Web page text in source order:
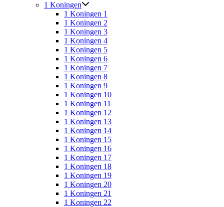
1 Koningen
1 Koningen 1
1 Koningen 2
1 Koningen 3
1 Koningen 4
1 Koningen 5
1 Koningen 6
1 Koningen 7
1 Koningen 8
1 Koningen 9
1 Koningen 10
1 Koningen 11
1 Koningen 12
1 Koningen 13
1 Koningen 14
1 Koningen 15
1 Koningen 16
1 Koningen 17
1 Koningen 18
1 Koningen 19
1 Koningen 20
1 Koningen 21
1 Koningen 22